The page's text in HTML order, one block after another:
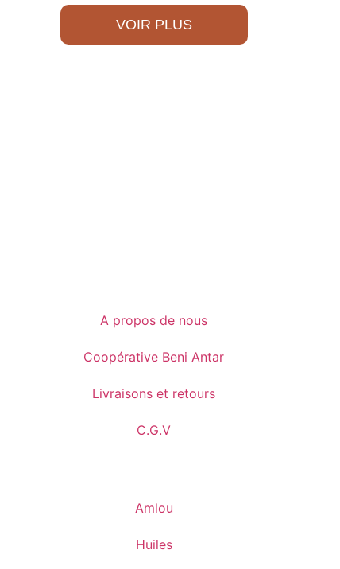
VOIR PLUS
A propos de nous
Coopérative Beni Antar
Livraisons et retours
C.G.V
Amlou
Huiles